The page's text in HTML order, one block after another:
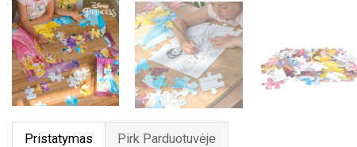
Pristatymas Pirk Parduotuvėje